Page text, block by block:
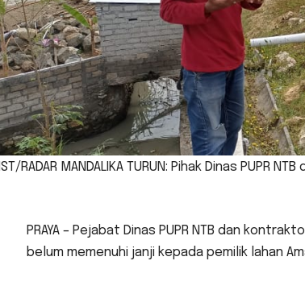
IST/RADAR MANDALIKA TURUN: Pihak Dinas
PRAYA – Pejabat Dinas PUPR NTB dan
belum memenuhi janji kepada pemilik lahan